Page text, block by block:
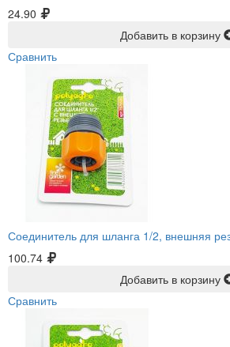
24.90
Добавить в корзину
Сравнить
Соединитель для шланга 1/2, внешняя
100.74
Добавить в корзину
Сравнить